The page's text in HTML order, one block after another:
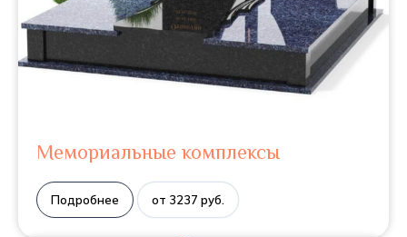
Мемориальные комплексы
Подробнее от 3237 руб.